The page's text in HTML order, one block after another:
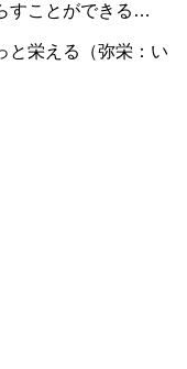
すことができる…
と栄える（弥栄：い